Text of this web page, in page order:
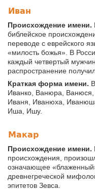
Иван
Происхождение имени.
библейское
переводе с еврейского
«милость божья». В
каждый четвертый
распространение
Краткая форма имени.
Иванко, Ванюра, Ванюся,
Иваня, Иванюха,
Иша, Ишу.
Макар
Происхождение имени.
происхождения,
означающее
древнегреческой
эпитетов Зевса.